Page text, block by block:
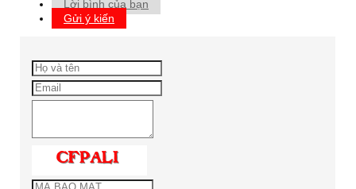
Lời bình của bạn
Gửi ý kiến